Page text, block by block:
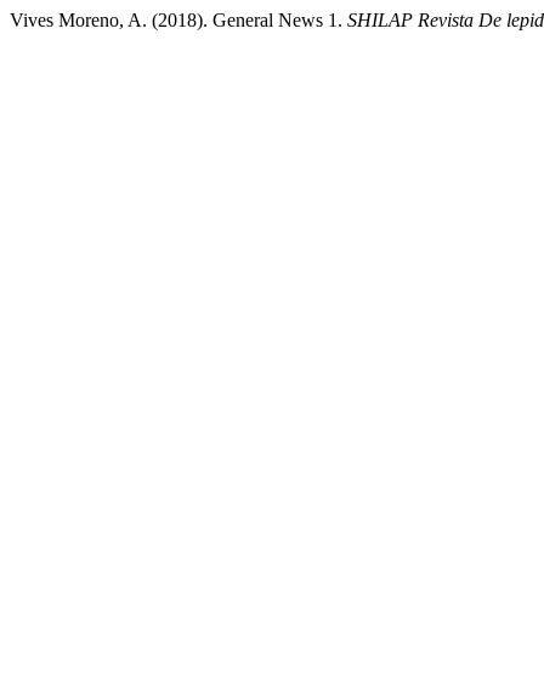
Vives Moreno, A. (2018). General News 1. SHILAP Revista De